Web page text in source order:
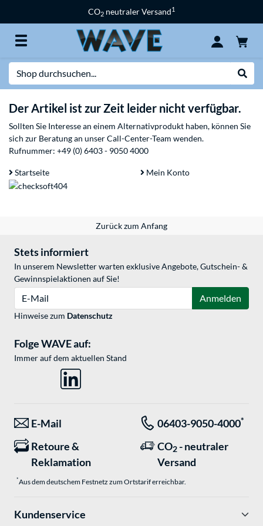
CO2 neutraler Versand1
Der Artikel ist zur Zeit leider nicht verfügbar.
Sollten Sie Interesse an einem Alternativprodukt haben, können Sie
sich zur Beratung an unser Call-Center-Team wenden.
Rufnummer: +49 (0) 6403 - 9050 4000
Startseite Mein Konto
Zurück zum Anfang
Stets informiert
In unserem Newsletter warten exklusive Angebote, Gutschein- &
Gewinnspielaktionen auf Sie!
Anmelden
Hinweise zum Datenschutz
Folge WAVE auf:
Immer auf dem aktuellen Stand
E-Mail 06403-9050-4000*
Retoure &
Reklamation
CO2 - neutraler
Versand
*Aus dem deutschem Festnetz zum Ortstarif erreichbar.
Kundenservice